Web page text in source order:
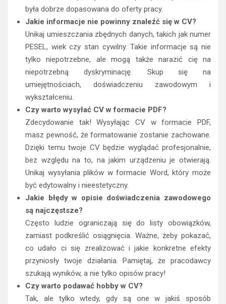
była dobrze dopasowana do oferty pracy.
Jakie informacje nie powinny znaleźć się w CV?
Unikaj umieszczania zbędnych danych, takich jak numer
PESEL, wiek czy stan cywilny. Takie informacje są nie
tylko niepotrzebne, ale mogą także narazić cię na
niepotrzebną dyskryminację. Skup się na
umiejętnościach, doświadczeniu zawodowym i
wykształceniu.
Czy warto wysyłać CV w formacie PDF?
Zdecydowanie tak! Wysyłając CV w formacie PDF,
masz pewność, że formatowanie zostanie zachowane.
Dzięki temu twoje CV będzie wyglądać profesjonalnie,
bez względu na to, na jakim urządzeniu je otwierają.
Unikaj wysyłania plików w formacie Word, który może
być edytowalny i nieestetyczny.
Jakie błędy w opisie doświadczenia zawodowego
są najczęstsze?
Często ludzie ograniczają się do listy obowiązków,
zamiast podkreślić osiągnięcia. Ważne, żeby pokazać,
co udało ci się zrealizować i jakie konkretne efekty
przyniosły twoje działania. Pamiętaj, że pracodawcy
szukają wyników, a nie tylko opisów pracy!
Czy warto podawać hobby w CV?
Tak, ale tylko wtedy, gdy są one w jakiś sposób